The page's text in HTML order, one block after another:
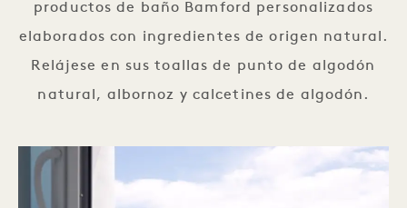
productos de baño Bamford personalizados
elaborados con ingredientes de origen natural.
Relájese en sus toallas de punto de algodón
natural, albornoz y calcetines de algodón.